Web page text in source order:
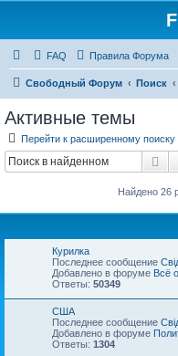
FAQ Правила Форума
Свободный Форум Поиск
Активные темы
Перейти к расширенному поиску
Найдено 26
Курилка
Последнее сообщение
Добавлено в форуме Всё
Ответы: 50349
США
Последнее сообщение
Добавлено в форуме
Ответы: 1304